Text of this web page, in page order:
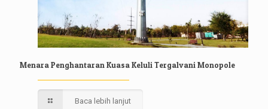
Menara Penghantaran Kuasa Keluli Tergalvani Monopole
Baca lebih lanjut